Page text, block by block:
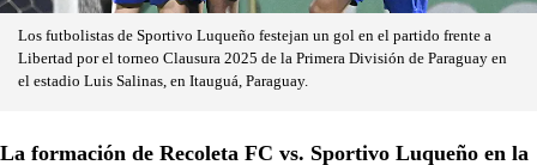
Los futbolistas de Sportivo Luqueño festejan un gol en el partido frente a
Libertad por el torneo Clausura 2025 de la Primera División de Paraguay en
el estadio Luis Salinas, en Itauguá, Paraguay.
La formación de Recoleta FC vs. Sportivo Luqueño en la